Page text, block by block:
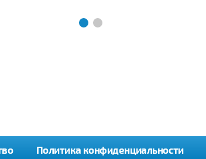
Политика конфиденциальности